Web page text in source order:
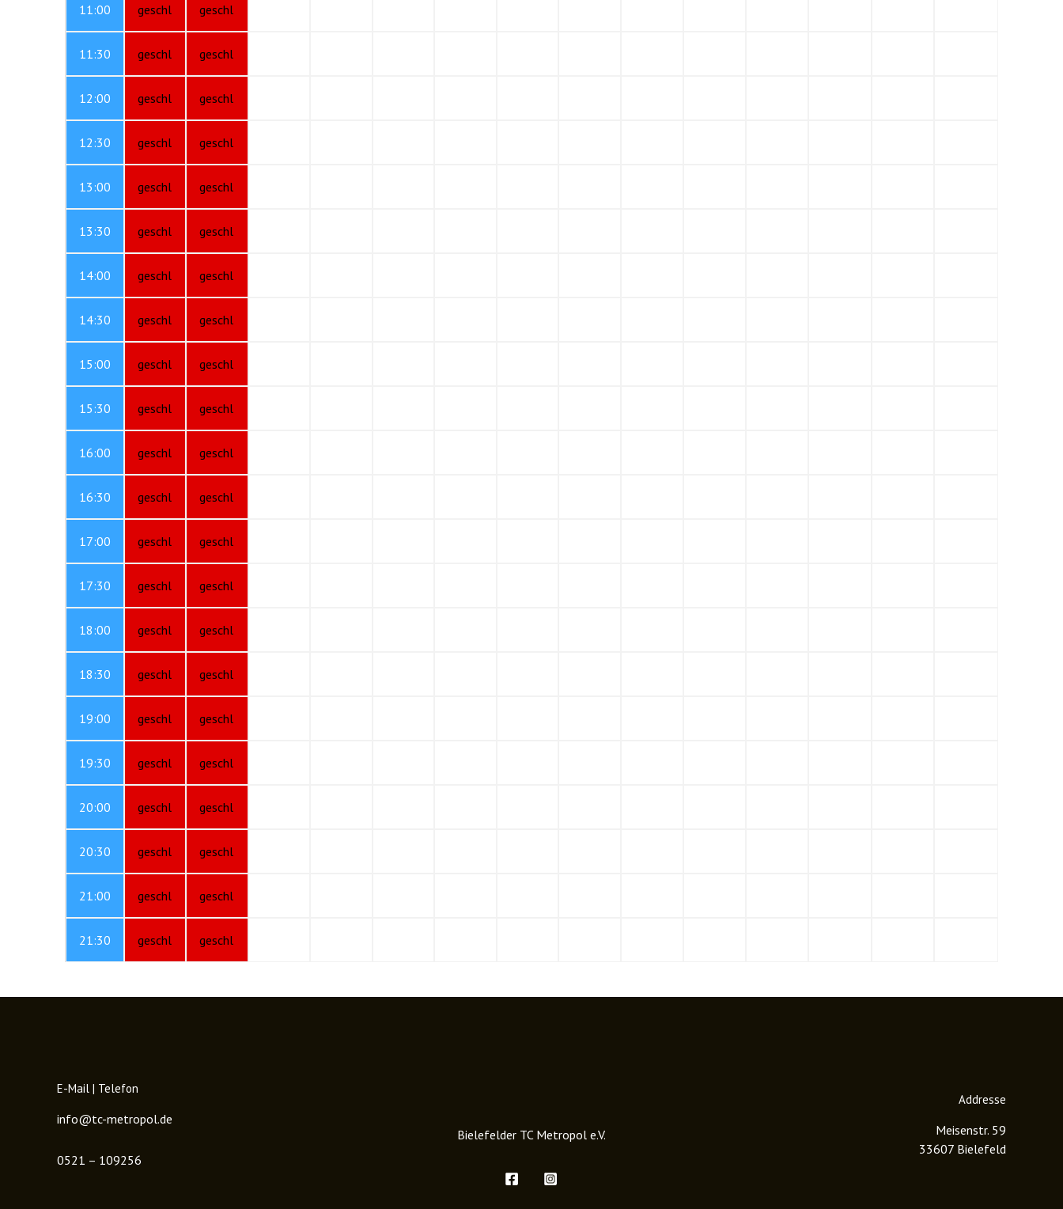
11:00 geschl geschl
11:30 geschl geschl
12:00 geschl geschl
12:30 geschl geschl
13:00 geschl geschl
13:30 geschl geschl
14:00 geschl geschl
14:30 geschl geschl
15:00 geschl geschl
15:30 geschl geschl
16:00 geschl geschl
16:30 geschl geschl
17:00 geschl geschl
17:30 geschl geschl
18:00 geschl geschl
18:30 geschl geschl
19:00 geschl geschl
19:30 geschl geschl
20:00 geschl geschl
20:30 geschl geschl
21:00 geschl geschl
21:30 geschl geschl
E-Mail | Telefon
info@tc-metropol.de
0521 – 109256
Bielefelder TC Metropol e.V.
Addresse
Meisenstr. 59
33607 Bielefeld